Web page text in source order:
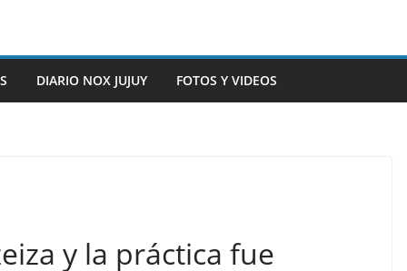
DIARIO NOX JUJUY FOTOS Y VIDEOS
y la práctica fue